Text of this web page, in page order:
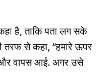
है, ताकि पता लग सके
तरफ से कहा, “हमारे ऊपर
और वापस आई. अगर उसे